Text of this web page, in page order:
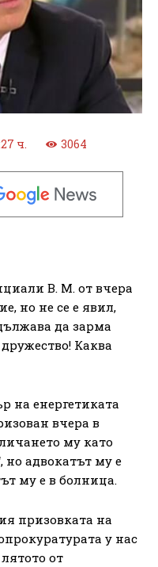
ч. 3064
В. М. от вчера
но не се е явил,
да зарма
Каква
на енергетиката
вчера в
му като
но адвокатът му е
му е в болница.
призовката на
у нас
от